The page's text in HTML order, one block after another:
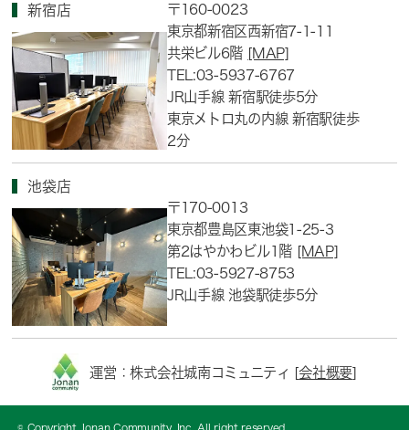
新宿店
〒160-0023
東京都新宿区西新宿7-1-11
共栄ビル6階 [MAP]
TEL:03-5937-6767
JR山手線 新宿駅徒歩5分
東京メトロ丸の内線 新宿駅徒歩
2分
池袋店
〒170-0013
東京都豊島区東池袋1-25-3
第2はやかわビル1階 [MAP]
TEL:03-5927-8753
JR山手線 池袋駅徒歩5分
運営：株式会社城南コミュニティ [会社概要]
© Copyright Jonan Community, Inc. All right reserved.